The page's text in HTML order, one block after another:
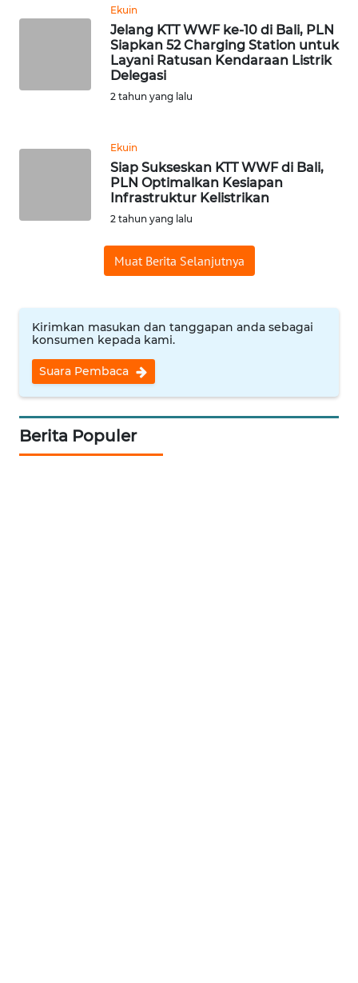
Ekuin
Jelang KTT WWF ke-10 di Bali, PLN
Siapkan 52 Charging Station untuk
Layani Ratusan Kendaraan Listrik
Delegasi
2 tahun yang lalu
Ekuin
Siap Sukseskan KTT WWF di Bali,
PLN Optimalkan Kesiapan
Infrastruktur Kelistrikan
2 tahun yang lalu
Muat Berita Selanjutnya
Kirimkan masukan dan tanggapan anda sebagai
konsumen kepada kami.
Suara Pembaca
Berita Populer
SULTRA
NTB
WN
BABEL
WN
SUMBAR
WN
SUMSEL